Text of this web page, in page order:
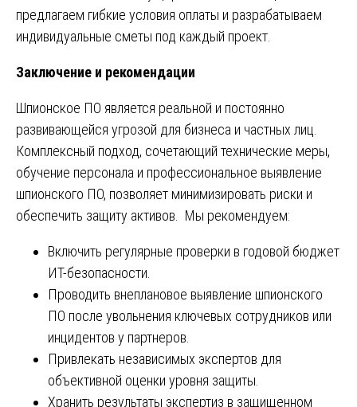
предлагаем гибкие условия оплаты и разрабатываем
индивидуальные сметы под каждый проект.
Заключение и рекомендации
Шпионское ПО является реальной и постоянно
развивающейся угрозой для бизнеса и частных лиц.
Комплексный подход, сочетающий технические меры,
обучение персонала и профессиональное выявление
шпионского ПО, позволяет минимизировать риски и
обеспечить защиту активов. Мы рекомендуем:
Включить регулярные проверки в годовой бюджет
ИТ-безопасности.
Проводить внеплановое выявление шпионского
ПО после увольнения ключевых сотрудников или
инцидентов у партнеров.
Привлекать независимых экспертов для
объективной оценки уровня защиты.
Хранить результаты экспертиз в защищенном